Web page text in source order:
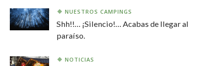
NUESTROS CAMPINGS
Shh!!… ¡Silencio!… Acabas de llegar al
paraíso.
NOTICIAS